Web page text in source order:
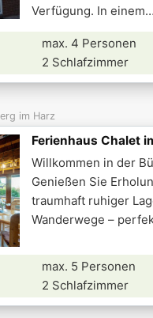
Verfügung. In einem
max. 4 Personen
2 Schlafzimmer
im Harz
Ferienhaus Chalet
Willkommen in der
Genießen Sie
traumhaft ruhiger
Wanderwege –
max. 5 Personen
2 Schlafzimmer